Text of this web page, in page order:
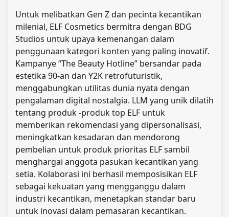
Untuk melibatkan Gen Z dan pecinta kecantikan
milenial, ELF Cosmetics bermitra dengan BDG
Studios untuk upaya kemenangan dalam
penggunaan kategori konten yang paling inovatif.
Kampanye “The Beauty Hotline” bersandar pada
estetika 90-an dan Y2K retrofuturistik,
menggabungkan utilitas dunia nyata dengan
pengalaman digital nostalgia. LLM yang unik dilatih
tentang produk -produk top ELF untuk
memberikan rekomendasi yang dipersonalisasi,
meningkatkan kesadaran dan mendorong
pembelian untuk produk prioritas ELF sambil
menghargai anggota pasukan kecantikan yang
setia. Kolaborasi ini berhasil memposisikan ELF
sebagai kekuatan yang mengganggu dalam
industri kecantikan, menetapkan standar baru
untuk inovasi dalam pemasaran kecantikan.